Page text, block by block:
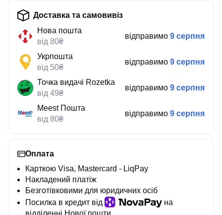
Доставка та самовивіз
Нова пошта
від 80₴
відправимо 9 серпня
Укрпошта
від 50₴
відправимо 9 серпня
Точка видачі Rozetka
від 49₴
відправимо 9 серпня
Meest Пошта
від 80₴
відправимо 9 серпня
Оплата
Карткою Visa, Mastercard - LiqPay
Накладений платіж
Безготівковими для юридичних осіб
Посилка в кредит від
на
відділенні Нової пошти